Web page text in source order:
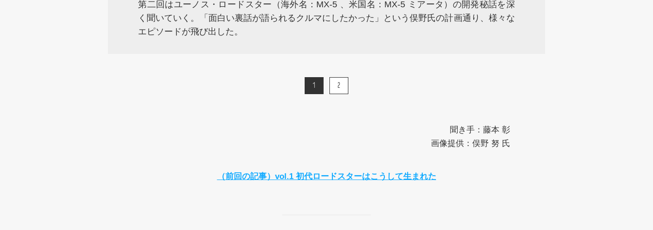
第二回はユーノス・ロードスター（海外名：MX-5 、米国名：MX-5 ミアータ）の開発秘話を深
く聞いていく。「面白い裏話が語られるクルマにしたかった」という俣野氏の計画通り、様々な
エピソードが飛び出した。
1 2
聞き手：藤本 彰
画像提供：俣野 努 氏
（前回の記事）vol.1 初代ロードスターはこうして生まれた